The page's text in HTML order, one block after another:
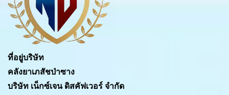
ที่อยู่บริษัท
คลังยาเภสัชป่าซาง
บริษัท เน็กซ์เจน ดิสคัฟเวอร์ จำกัด